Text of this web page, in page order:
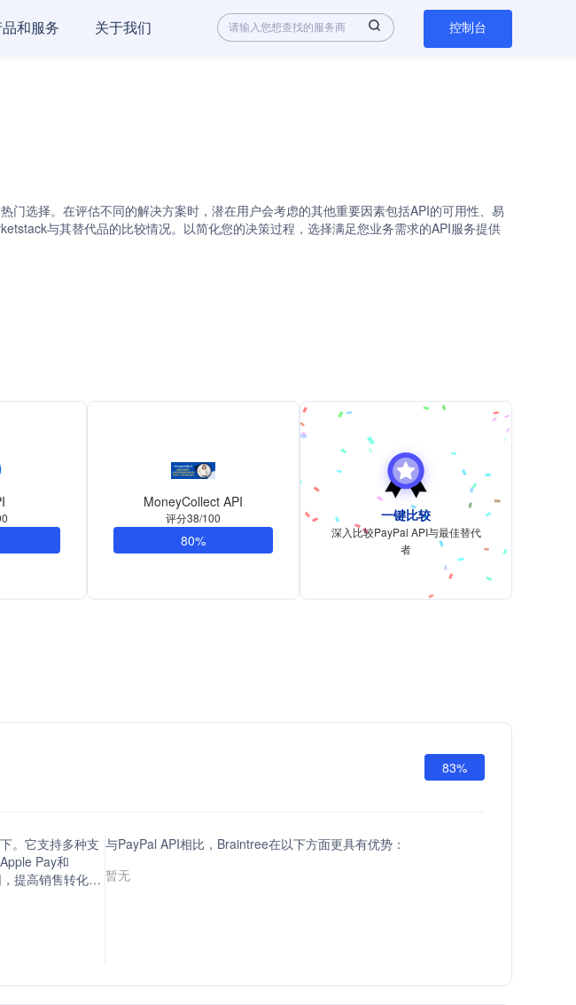
品和服务 关于我们 控制台
选择。在评估不同的解决方案时，潜在用户会考虑的其他重要因素包括API的可用性、易
与其替代品的比较情况。以简化您的决策过程，选择满足您业务需求的API服务提供
MoneyCollect API
评分38/100
80%
一键比较
深入比较PayPal API与最佳替代
者
83%
。它支持多种支
Pay和
提高销售转化
与PayPal API相比，Braintree在以下方面更具有优势：
暂无